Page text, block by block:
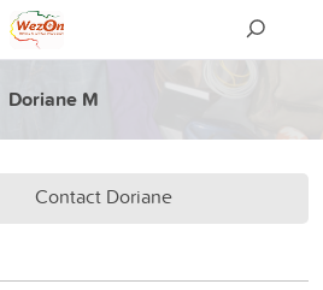
Doriane M
Contact Doriane